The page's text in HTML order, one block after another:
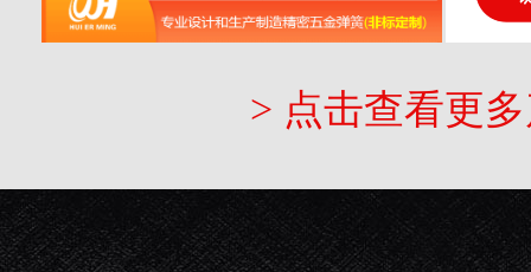
> 点击查看更